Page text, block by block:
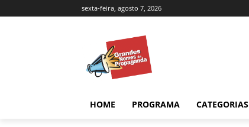
sexta-feira, agosto 7, 2026
HOME PROGRAMA CATEGORIAS